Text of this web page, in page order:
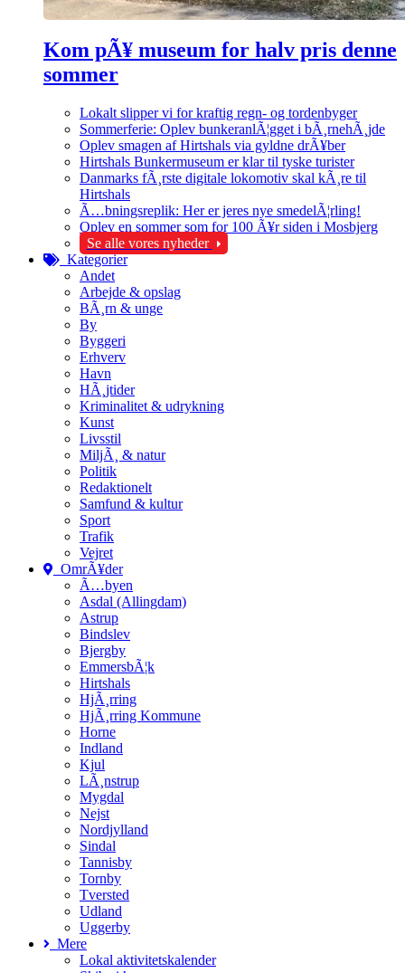
Kom pÃ¥ museum for halv pris denne
sommer
Lokalt slipper vi for kraftig regn- og tordenbyger
Sommerferie: Oplev bunkeranlÃ¦gget i bÃ¸rnehÃ¸jde
Oplev smagen af Hirtshals via gyldne drÃ¥ber
Hirtshals Bunkermuseum er klar til tyske turister
Danmarks fÃ¸rste digitale lokomotiv skal kÃ¸re til
Hirtshals
Ã…bningsreplik: Her er jeres nye smedelÃ¦rling!
Oplev en sommer som for 100 Ã¥r siden i Mosbjerg
Se alle vores nyheder
Kategorier
Andet
Arbejde & opslag
BÃ¸rn & unge
By
Byggeri
Erhverv
Havn
HÃ¸jtider
Kriminalitet & udrykning
Kunst
Livsstil
MiljÃ¸ & natur
Politik
Redaktionelt
Samfund & kultur
Sport
Trafik
Vejret
OmrÃ¥der
Ã…byen
Asdal (Allingdam)
Astrup
Bindslev
Bjergby
EmmersbÃ¦k
Hirtshals
HjÃ¸rring
HjÃ¸rring Kommune
Horne
Indland
Kjul
LÃ¸nstrup
Mygdal
Nejst
Nordjylland
Sindal
Tannisby
Tornby
Tversted
Udland
Uggerby
Mere
Lokal aktivitetskalender